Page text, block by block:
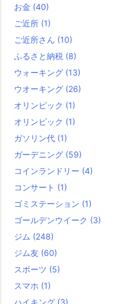
お金 (40)
ご近所 (1)
ご近所さん (10)
ふるさと納税 (8)
ウォーキング (13)
ウオーキング (26)
オリンピック (1)
オリンピック (1)
ガソリン代 (1)
ガーデニング (59)
コインランドリー (4)
コンサート (1)
ゴミステーション (1)
ゴールデンウイーク (3)
ジム (248)
ジム友 (60)
スポーツ (5)
スマホ (1)
ハイキング (3)